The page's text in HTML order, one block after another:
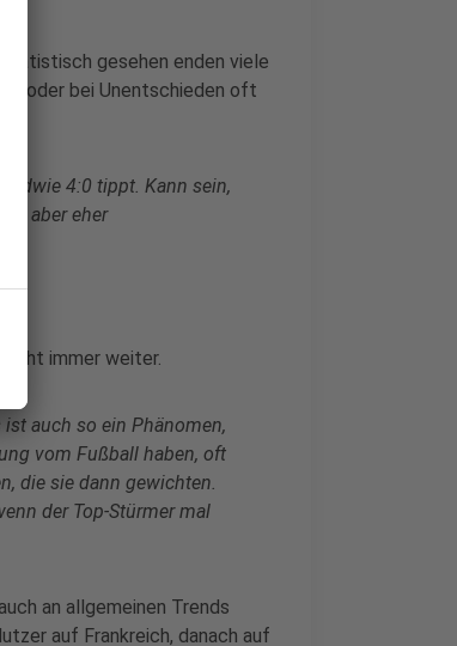
gesehen enden viele
oder bei Unentschieden oft
4:0 tippt. Kann sein,
aber eher
immer weiter.
auch so ein Phänomen,
vom Fußball haben, oft
die sie dann gewichten.
der Top-Stürmer mal
an allgemeinen Trends
auf Frankreich, danach auf